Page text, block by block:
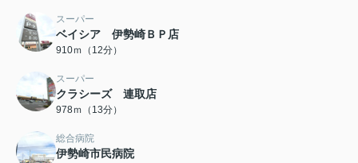
スーパー
ベイシア 伊勢崎ＢＰ店
910ｍ（12分）
スーパー
クラシーズ 連取店
978ｍ（13分）
総合病院
伊勢崎市民病院